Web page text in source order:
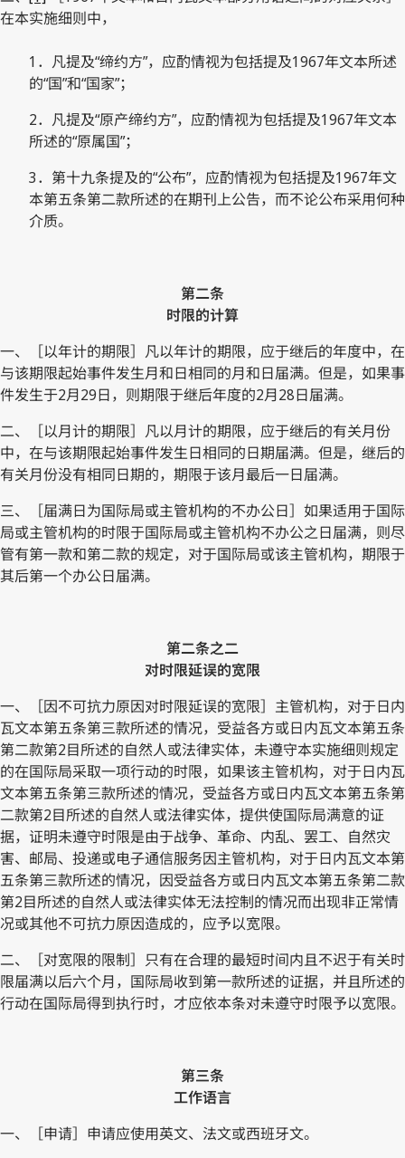
在本实施细则中，
1．凡提及“缔约方”，应酌情视为包括提及1967年文本所述
的“国”和“国家”；
2．凡提及“原产缔约方”，应酌情视为包括提及1967年文本
所述的“原属国”；
3．第十九条提及的“公布”，应酌情视为包括提及1967年文
本第五条第二款所述的在期刊上公告，而不论公布采用何种
介质。
第二条
时限的计算
一、［以年计的期限］凡以年计的期限，应于继后的年度中，在
与该期限起始事件发生月和日相同的月和日届满。但是，如果事
件发生于2月29日，则期限于继后年度的2月28日届满。
二、［以月计的期限］凡以月计的期限，应于继后的有关月份
中，在与该期限起始事件发生日相同的日期届满。但是，继后的
有关月份没有相同日期的，期限于该月最后一日届满。
三、［届满日为国际局或主管机构的不办公日］如果适用于国际
局或主管机构的时限于国际局或主管机构不办公之日届满，则尽
管有第一款和第二款的规定，对于国际局或该主管机构，期限于
其后第一个办公日届满。
第二条之二
对时限延误的宽限
一、［因不可抗力原因对时限延误的宽限］主管机构，对于日内
瓦文本第五条第三款所述的情况，受益各方或日内瓦文本第五条
第二款第2目所述的自然人或法律实体，未遵守本实施细则规定
的在国际局采取一项行动的时限，如果该主管机构，对于日内瓦
文本第五条第三款所述的情况，受益各方或日内瓦文本第五条第
二款第2目所述的自然人或法律实体，提供使国际局满意的证
据，证明未遵守时限是由于战争、革命、内乱、罢工、自然灾
害、邮局、投递或电子通信服务因主管机构，对于日内瓦文本第
五条第三款所述的情况，因受益各方或日内瓦文本第五条第二款
第2目所述的自然人或法律实体无法控制的情况而出现非正常情
况或其他不可抗力原因造成的，应予以宽限。
二、［对宽限的限制］只有在合理的最短时间内且不迟于有关时
限届满以后六个月，国际局收到第一款所述的证据，并且所述的
行动在国际局得到执行时，才应依本条对未遵守时限予以宽限。
第三条
工作语言
一、［申请］申请应使用英文、法文或西班牙文。